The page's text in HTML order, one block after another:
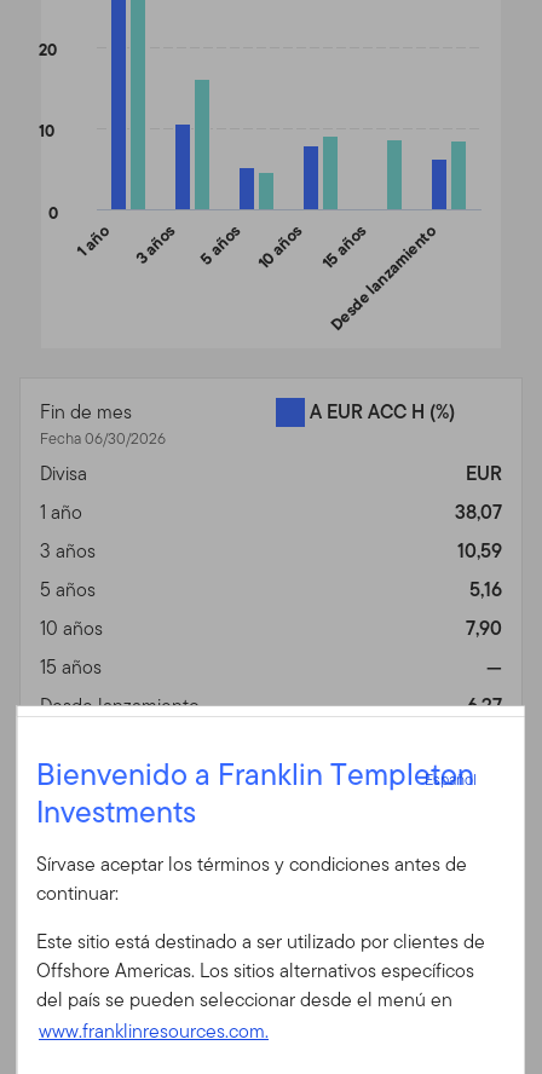
Iniciar sesión
ID de usuario
Contraseña
1 año 3 años 5 años 10 años 15 años
Desde lanzamiento
0
10
20
Fin de mes
Fecha 06/30/2026
A EUR ACC H (%)
Divisa
EUR
1 año
38,07
3 años
10,59
5 años
5,16
10 años
7,90
15 años
—
Desde lanzamiento
6,27
Fin de mes
Divisa
3 años
16,08
5 años
10 años
Bienvenido a Franklin Templeton
Investments
Español
Sírvase aceptar los términos y condiciones antes de
continuar:
Este sitio está destinado a ser utilizado por clientes de
Offshore Americas. Los sitios alternativos específicos
del país se pueden seleccionar desde el menú en
www.franklinresources.com.